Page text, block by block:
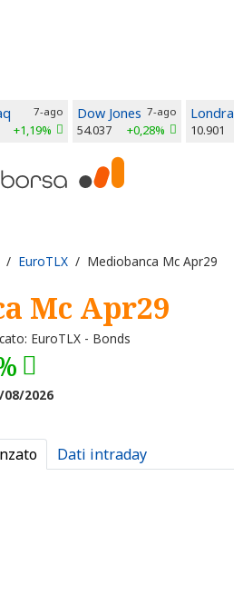
7-ago
+1,19%
Dow Jones 7-ago
54.037 +0,28%
Londra
10.901
/ EuroTLX / Mediobanca Mc Apr29
Mc Apr29
EuroTLX - Bonds
08/2026
Dati intraday